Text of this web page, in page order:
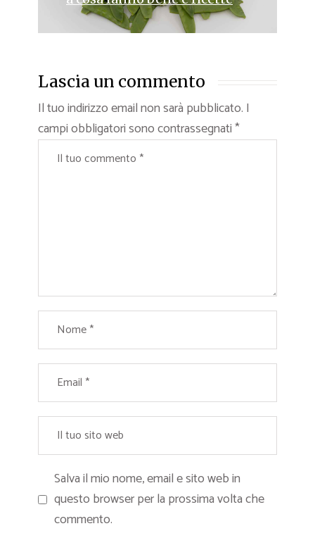
Lascia un commento
Il tuo indirizzo email non sarà pubblicato. I
campi obbligatori sono contrassegnati*
Salva il mio nome, email e sito web in
questo browser per la prossima volta che
commento.